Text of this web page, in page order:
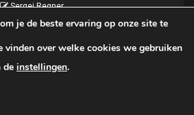
Sergej Regner
en cookiebeleid
KOPEN | Privacy- en Cookiebeleid
je de beste ervaring op onze site te
vinden over welke cookies we gebruiken
de instellingen.